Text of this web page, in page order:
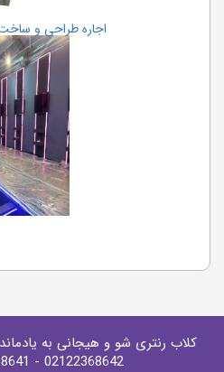
اجاره طراحی و
کلاب رنتری شو و هیجانی به
02122368642
- 02122368641